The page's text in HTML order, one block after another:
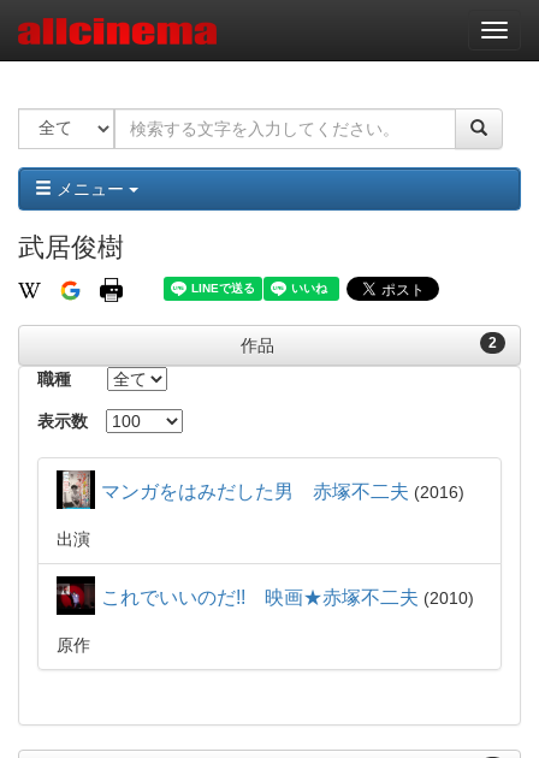
ナ
ビ
ー
ョ
ン
メニュー
武居俊樹
2
作品
職種
表示数
マンガをはみだした男 赤塚不二夫 2016
出演
これでいいのだ!! 映画★赤塚不二夫 2010
原作